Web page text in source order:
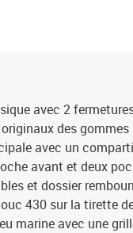
avec 2
des
avec un
avant et deux
et dossier
430 sur la tirette
marine avec une